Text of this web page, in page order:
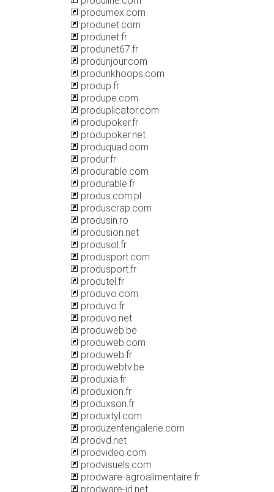
produmex.com
produnet.com
produnet.fr
produnet67.fr
produnjour.com
produnkhoops.com
produp.fr
produpe.com
produplicator.com
produpoker.fr
produpoker.net
produquad.com
produr.fr
produrable.com
produrable.fr
produs.com.pl
produscrap.com
produsin.ro
produsion.net
produsol.fr
produsport.com
produsport.fr
produtel.fr
produvo.com
produvo.fr
produvo.net
produweb.be
produweb.com
produweb.fr
produwebtv.be
produxia.fr
produxion.fr
produxson.fr
produxtyl.com
produzentengalerie.com
prodvd.net
prodvideo.com
prodvisuels.com
prodware-agroalimentaire.fr
prodware-id.net